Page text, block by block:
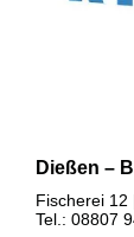
Dießen –
Fischerei 12
Tel.: 08807